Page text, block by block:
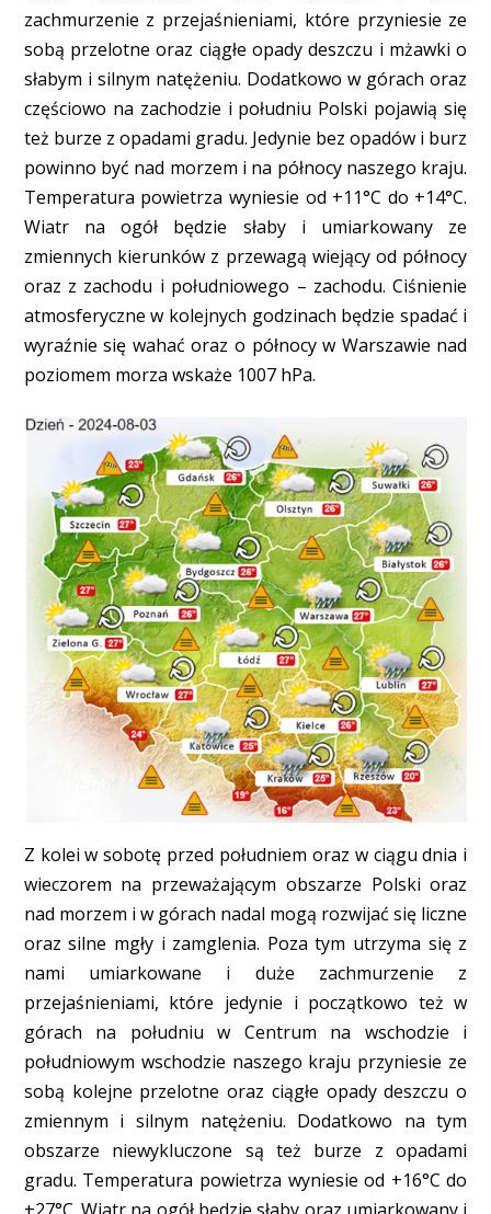
zachmurzenie z przejaśnieniami, które przyniesie ze
sobą przelotne oraz ciągłe opady deszczu i mżawki o
słabym i silnym natężeniu. Dodatkowo w górach oraz
częściowo na zachodzie i południu Polski pojawią się
też burze z opadami gradu. Jedynie bez opadów i burz
powinno być nad morzem i na północy naszego kraju.
Temperatura powietrza wyniesie od +11°C do +14°C.
Wiatr na ogół będzie słaby i umiarkowany ze
zmiennych kierunków z przewagą wiejący od północy
oraz z zachodu i południowego – zachodu. Ciśnienie
atmosferyczne w kolejnych godzinach będzie spadać i
wyraźnie się wahać oraz o północy w Warszawie nad
poziomem morza wskaże 1007 hPa.
Z kolei w sobotę przed południem oraz w ciągu dnia i
wieczorem na przeważającym obszarze Polski oraz
nad morzem i w górach nadal mogą rozwijać się liczne
oraz silne mgły i zamglenia. Poza tym utrzyma się z
nami umiarkowane i duże zachmurzenie z
przejaśnieniami, które jedynie i początkowo też w
górach na południu w Centrum na wschodzie i
południowym wschodzie naszego kraju przyniesie ze
sobą kolejne przelotne oraz ciągłe opady deszczu o
zmiennym i silnym natężeniu. Dodatkowo na tym
obszarze niewykluczone są też burze z opadami
gradu. Temperatura powietrza wyniesie od +16°C do
+27°C. Wiatr na ogół będzie słaby oraz umiarkowany i